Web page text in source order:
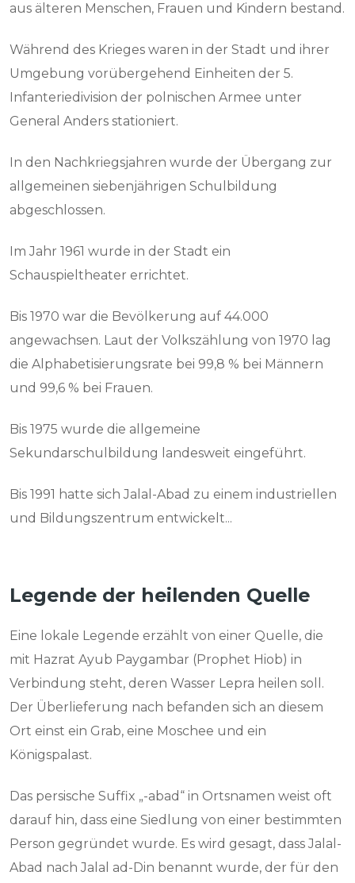
aus älteren Menschen, Frauen und Kindern bestand.
Während des Krieges waren in der Stadt und ihrer
Umgebung vorübergehend Einheiten der 5.
Infanteriedivision der polnischen Armee unter
General Anders stationiert.
In den Nachkriegsjahren wurde der Übergang zur
allgemeinen siebenjährigen Schulbildung
abgeschlossen.
Im Jahr 1961 wurde in der Stadt ein
Schauspieltheater errichtet.
Bis 1970 war die Bevölkerung auf 44.000
angewachsen. Laut der Volkszählung von 1970 lag
die Alphabetisierungsrate bei 99,8 % bei Männern
und 99,6 % bei Frauen.
Bis 1975 wurde die allgemeine
Sekundarschulbildung landesweit eingeführt.
Bis 1991 hatte sich Jalal-Abad zu einem industriellen
und Bildungszentrum entwickelt...
Legende der heilenden Quelle
Eine lokale Legende erzählt von einer Quelle, die
mit Hazrat Ayub Paygambar (Prophet Hiob) in
Verbindung steht, deren Wasser Lepra heilen soll.
Der Überlieferung nach befanden sich an diesem
Ort einst ein Grab, eine Moschee und ein
Königspalast.
Das persische Suffix „-abad“ in Ortsnamen weist oft
darauf hin, dass eine Siedlung von einer bestimmten
Person gegründet wurde. Es wird gesagt, dass Jalal-
Abad nach Jalal ad-Din benannt wurde, der für den